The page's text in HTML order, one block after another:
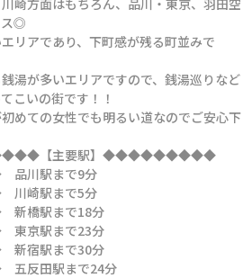
ス◎
リアであり、下町感が残る町並みで
湯が多いエリアですので、銭湯巡りなど
こいの街です！！
めての女性でも明るい道なのでご安心下
【主要駅】◆◆◆◆◆◆◆◆◆
品川駅まで9分
川崎駅まで5分
新橋駅まで18分
東京駅まで23分
新宿駅まで30分
五反田駅まで24分